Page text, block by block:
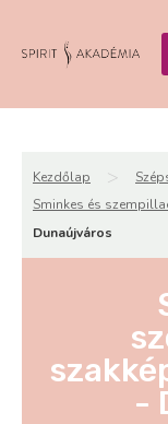
Kezdőlap >
Sminkes és
Dunaújváros
-